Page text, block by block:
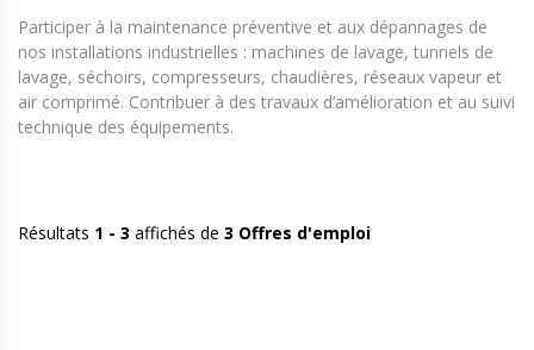
Participer à la maintenance préventive et aux dépannages de
nos installations industrielles : machines de lavage, tunnels de
lavage, séchoirs, compresseurs, chaudières, réseaux vapeur et
air comprimé. Contribuer à des travaux d’amélioration et au suivi
technique des équipements.
Résultats 1 - 3 affichés de 3 Offres d'emploi